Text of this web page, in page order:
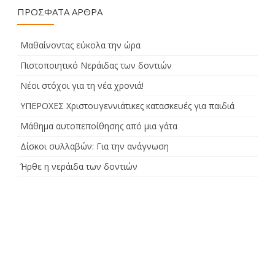
ΠΡΌΣΦΑΤΑ ΆΡΘΡΑ
Μαθαίνοντας εύκολα την ώρα
Πιστοποιητικό Νεράιδας των δοντιών
Νέοι στόχοι για τη νέα χρονιά!
ΥΠΕΡΟΧΕΣ Χριστουγεννιάτικες κατασκευές για παιδιά
Μάθημα αυτοπεποίθησης από μια γάτα
Δίσκοι συλλαβών: Για την ανάγνωση
Ήρθε η νεράιδα των δοντιών